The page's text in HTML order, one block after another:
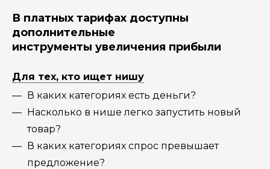
В платных тарифах доступны
дополнительные
инструменты увеличения прибыли
Для тех, кто ищет нишу
В каких категориях есть деньги?
Насколько в нише легко запустить новый
товар?
В каких категориях спрос превышает
предложение?